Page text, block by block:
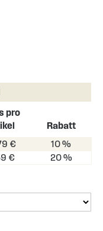
pro
Rabatt
€
10 %
€ 20 %